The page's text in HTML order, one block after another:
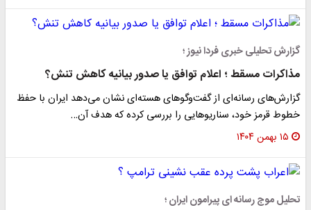
گزارش تحلیلی خبری فردا نیوز ؛
مذاکرات مسقط ؛ اعلام توافق یا صدور بیانیه کاهش تنش؟
گزارش‌های رسانه‌ای از گفت‌وگوهای هسته‌ای نشان می‌دهد ایران با حفظ
خطوط قرمز خود، سناریوهایی را بررسی کرده که هدف آن…
۱۵ بهمن ۱۴۰۴
تحلیل موج رسانه ای پیرامون ایران ؛